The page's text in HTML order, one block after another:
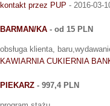
kontakt przez PUP - 2016-03-
BARMAN/KA - od 15 PLN
obsługa klienta,
KAWIARNIA CUKIERNIA
PIEKARZ - 997,4 PLN